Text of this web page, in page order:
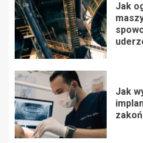
Jak
Jak